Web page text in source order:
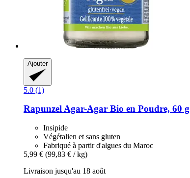
Ajouter
5.0 (1)
RapunzelAgar-​Agar Bio en Poudre, 60 g
Insipide
Végétalien et sans gluten
Fabriqué à partir d'algues du Maroc
5,99 € (99,83 € / kg)
Livraison jusqu'au 18 août